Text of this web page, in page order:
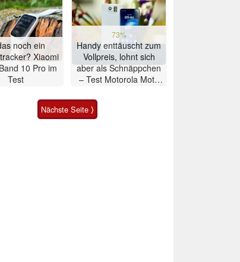
noch ein
Xiaomi
10 Pro im
Test
73%
Handy enttäuscht zum
Vollpreis, lohnt sich
aber als Schnäppchen
– Test Motorola Moto
Nächste Seite ⟩